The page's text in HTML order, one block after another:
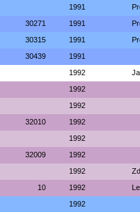
1991
30271 1991
30315 1991
30439 1991
1992
1992
1992
32010 1992
1992
32009 1992
1992
10 1992
1992